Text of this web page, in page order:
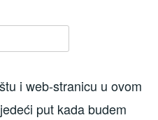
i web-stranicu u ovom
put kada budem